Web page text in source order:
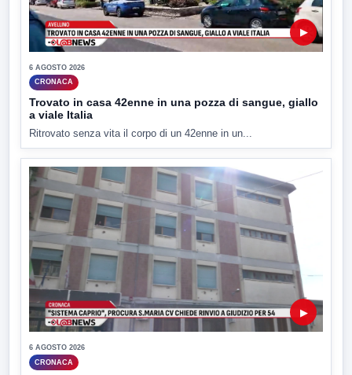
▶
6 AGOSTO 2026
CRONACA
Trovato in casa 42enne in una pozza di sangue, giallo
a viale Italia
Ritrovato senza vita il corpo di un 42enne in un...
▶
6 AGOSTO 2026
CRONACA